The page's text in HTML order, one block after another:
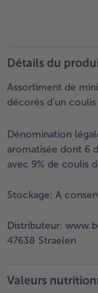
- 5
Détails du
Assortiment de
décorés d’un
Dénomination
aromatisée dont 6
avec 9% de coulis
Stockage: A
Distributeur:
47638 Straelen
Valeurs